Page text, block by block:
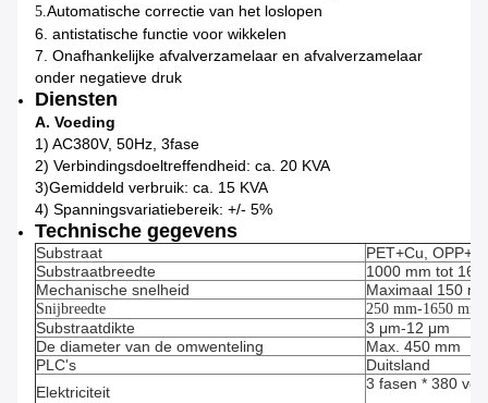
5.Automatische correctie van het loslopen
6. antistatische functie voor wikkelen
7. Onafhankelijke afvalverzamelaar en afvalverzamelaar
onder negatieve druk
Diensten
A. Voeding
1) AC380V, 50Hz, 3fase
2) Verbindingsdoeltreffendheid: ca. 20 KVA
3)Gemiddeld verbruik: ca. 15 KVA
4) Spanningsvariatiebereik: +/- 5%
Technische gegevens
Substraat
PET+Cu,
Substraatbreedte
1000 mm tot
Mechanische snelheid
Maximaal 150 m
Snijbreedte 250 mm-1650 mm
Substraatdikte
3 μm-12 μm
De diameter van de omwenteling
Max. 450 mm
PLC's
Duitsland
Elektriciteit
3 fasen * 380